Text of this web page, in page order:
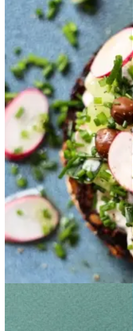
SommersalatSomme
rsalat medmed
SiriusærterSiriusært
er
Gem opskrift
Sommermad